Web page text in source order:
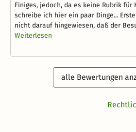
Einiges, jedoch, da es keine Rubrik für
schreibe ich hier ein paar Dinge...
nicht darauf hingewiesen, daß der
Weiterlesen
alle Bewertungen